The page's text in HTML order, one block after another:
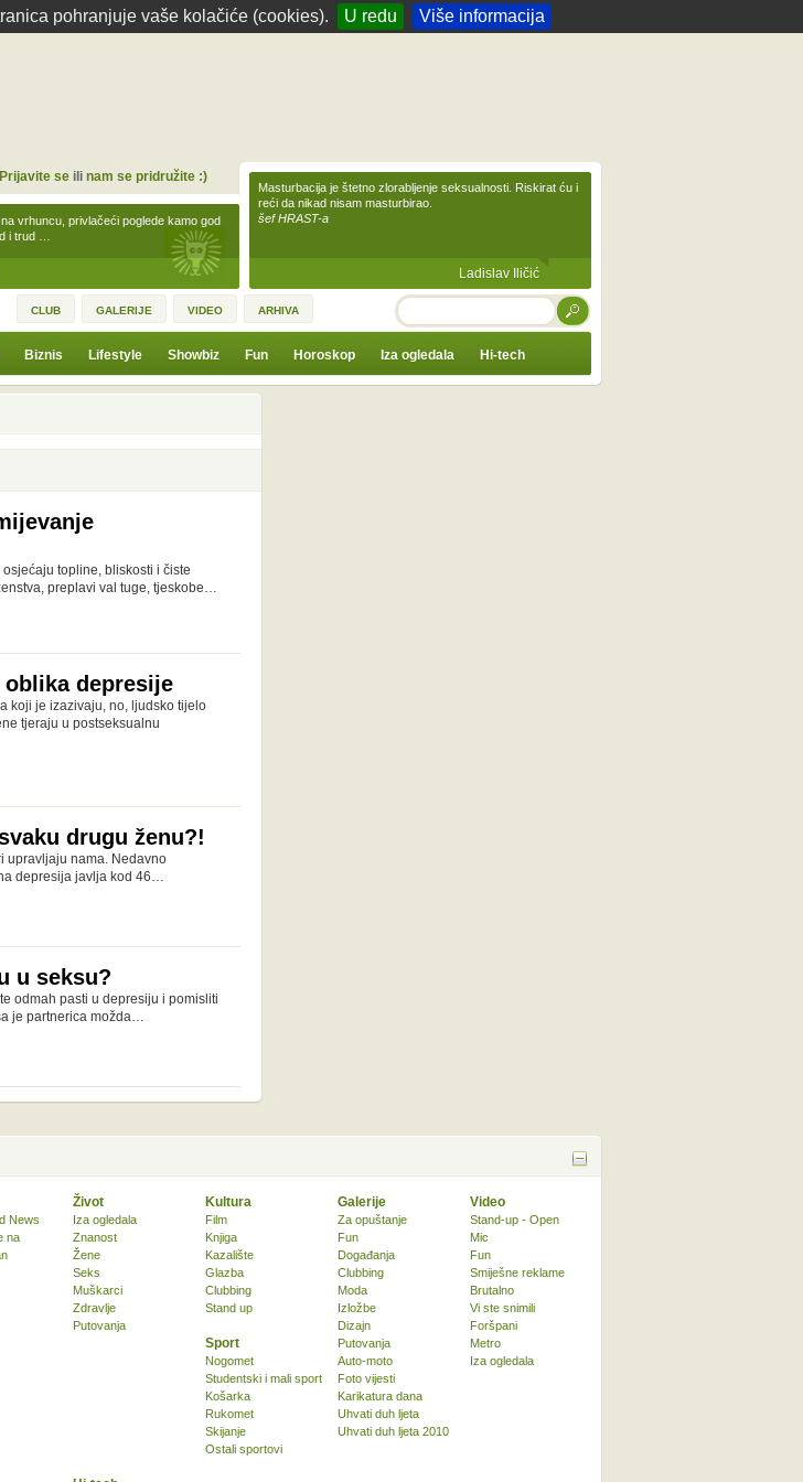
pohranjuje vaše kolačiće (cookies). U redu Više informacija
vrhuncu, privlačeći poglede kamo god
i trud …
Prijavite seili nam se pridružite :)
Masturbacija je štetno zlorabljenje seksualnosti. Riskirat ću i
reći da nikad nisam masturbirao.
šef HRAST-a
Ladislav Iličić
CLUB GALERIJE VIDEO ARHIVA TRAŽI
Biznis Lifestyle Showbiz Fun Horoskop Iza ogledala Hi-tech
topline, bliskosti i čiste
preplavi val tuge, tjeskobe…
oblika depresije
koji je izazivaju, no, ljudsko tijelo
tjeraju u postseksualnu
drugu ženu?!
upravljaju nama. Nedavno
depresija javlja kod 46…
u seksu?
odmah pasti u depresiju i pomisliti
je partnerica možda…
News
na
Život
Iza ogledala
Znanost
Žene
Seks
Muškarci
Zdravlje
Putovanja
Kultura
Film
Knjiga
Kazalište
Glazba
Clubbing
Stand up
Sport
Nogomet
Studentski i mali sport
Košarka
Rukomet
Skijanje
Ostali sportovi
Galerije
Za opuštanje
Fun
Događanja
Clubbing
Moda
Izložbe
Dizajn
Putovanja
Auto-moto
Foto vijesti
Karikatura dana
Uhvati duh ljeta
Uhvati duh ljeta 2010
Video
Stand-up - Open
Mic
Fun
Smiješne reklame
Brutalno
Vi ste snimili
Foršpani
Metro
Iza ogledala